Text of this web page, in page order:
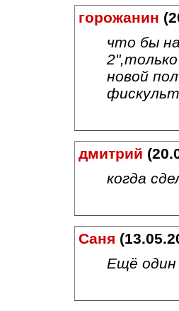
горожанин
что бы
новой
дмитрий
когда
Саня
Ещё один